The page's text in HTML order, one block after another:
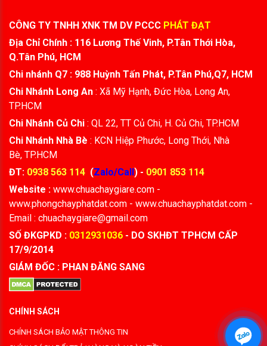
CÔNG TY TNHH XNK TM DV PCCC PHÁT ĐẠT
Địa Chỉ Chính : 116 Lương Thế Vinh, P.Tân Thới Hòa,
Q.Tân Phú, HCM
Chi nhánh Q7 : 988 Huỳnh Tấn Phát, P.Tân Phú,Q7, HCM
Chi Nhánh Long An : Xã Mỹ Hạnh, Đức Hòa, Long An,
TP.HCM
Chi Nhánh Củ Chi : QL 22, TT Củ Chi, H. Củ Chi, TP.HCM
Chi Nhánh Nhà Bè : KCN Hiệp Phước, Long Thới, Nhà
Bè, TP.HCM
ĐT: 0938 563 114 (Zalo/Call) - 0901 853 114
Website : www.chuachaygiare.com -
www.phongchayphatdat.com - www.chuachayphatdat.com -
Email : chuachaygiare@gmail.com
SỐ ĐKGPKD : 0312931036 - DO SKHĐT TPHCM CẤP
17/9/2014
GIÁM ĐỐC : PHAN ĐĂNG SANG
CHÍNH SÁCH
CHÍNH SÁCH BẢO MẬT THÔNG TIN